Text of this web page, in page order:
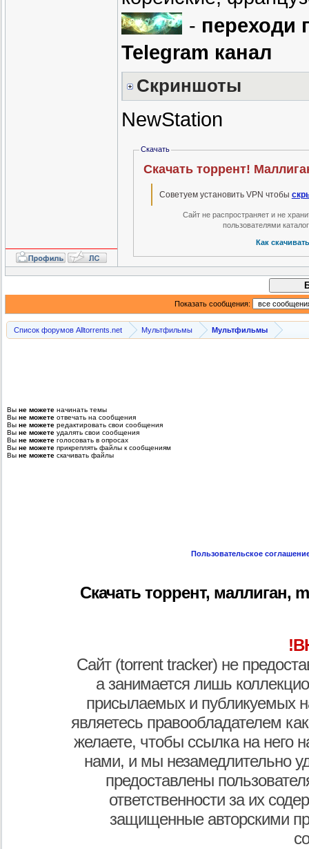
- переходи
Telegram канал
Скриншоты
NewStation
Скачать
Скачать торрент!
Советуем установить VPN чтобы
Сайт не распространяет и не
пользователями
Как
Показать сообщения:
Список форумов Alltorrents.net Мультфильмы Мультфильмы
Вы не можете начинать темы
Вы не можете отвечать на сообщения
Вы не можете редактировать свои сообщения
Вы не можете удалять свои сообщения
Вы не можете голосовать в опросах
Вы не можете прикреплять файлы к сообщениям
Вы не можете скачивать файлы
Пользовательское
Скачать торрент, маллиган,
Сайт (torrent tracker) не
а занимается лишь
присылаемых и публикуемых
являетесь правообладателем
желаете, чтобы ссылка на него
нами, и мы незамедлительно
предоставлены
ответственности за их
защищенные авторскими